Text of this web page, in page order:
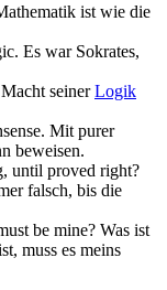
ist wie die
. Es war Sokrates,
seinerLogik
Mit purer
beweisen.
until proved right?
falsch, bis die
be mine? Was ist
muss es meins